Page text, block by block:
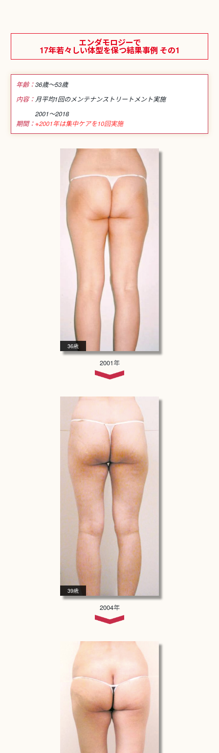
エンダモロジーで
17年若々しい体型を保つ結果事例 その1
年齢：36歳〜53歳
内容： 月平均1回のメンテナンス トリートメント実施
期間：
2001～2018
※2001年は集中ケアを10回実施
36歳
2001年
39歳
2004年